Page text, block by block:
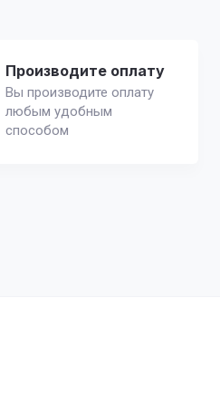
Производите оплату
Вы производите оплату
любым удобным
способом